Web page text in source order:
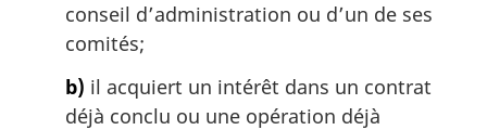
conseil d’administration ou d’un de ses
comités;
b) il acquiert un intérêt dans un contrat
déjà conclu ou une opération déjà